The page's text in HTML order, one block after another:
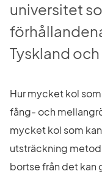
universitet
Tyskland
Hur mycket kol
fång- och
mycket kol som
utsträckning
bortse från det kan